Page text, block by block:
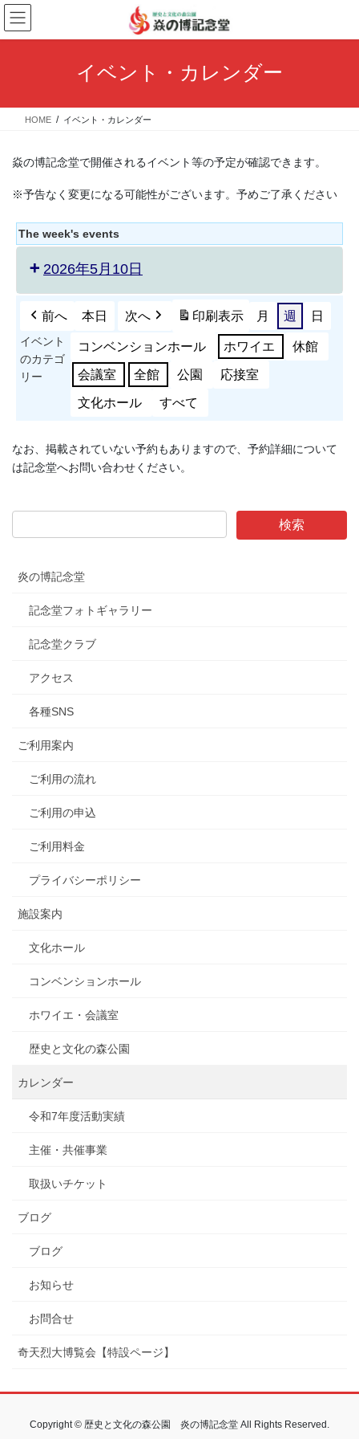
コ
ン
テ
ス
ナ
ビ
ゲ
ン
イベント・カレンダー
HOME イベント・カレンダー
焱の博記念堂で開催されるイベント等の予定が確認できます。
※予告なく変更になる可能性がございます。予めご了承ください
The week's events
2026年5月10日
前へ 本日 次へ 印刷表示 月 週 日
イベント
のカテゴ
リー
コンベンションホール ホワイエ 休館
会議室 全館 公園 応接室
文化ホール すべて
なお、掲載されていない予約もありますので、予約詳細について
は記念堂へお問い合わせください。
炎の博記念堂
記念堂フォトギャラリー
記念堂クラブ
アクセス
各種SNS
ご利用案内
ご利用の流れ
ご利用の申込
ご利用料金
プライバシーポリシー
施設案内
文化ホール
コンベンションホール
ホワイエ・会議室
歴史と文化の森公園
カレンダー
令和7年度活動実績
主催・共催事業
取扱いチケット
ブログ
ブログ
お知らせ
お問合せ
奇天烈大博覧会【特設ページ】
Copyright © 歴史と文化の森公園 炎の博記念堂 All Rights Reserved.